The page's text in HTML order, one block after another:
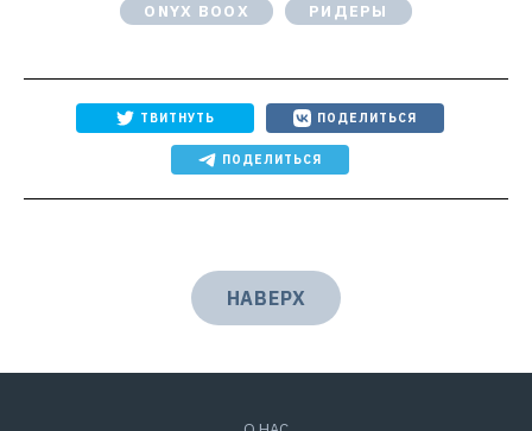
ONYX BOOX РИДЕРЫ
ТВИТНУТЬ ПОДЕЛИТЬСЯ
ПОДЕЛИТЬСЯ
НАВЕРХ